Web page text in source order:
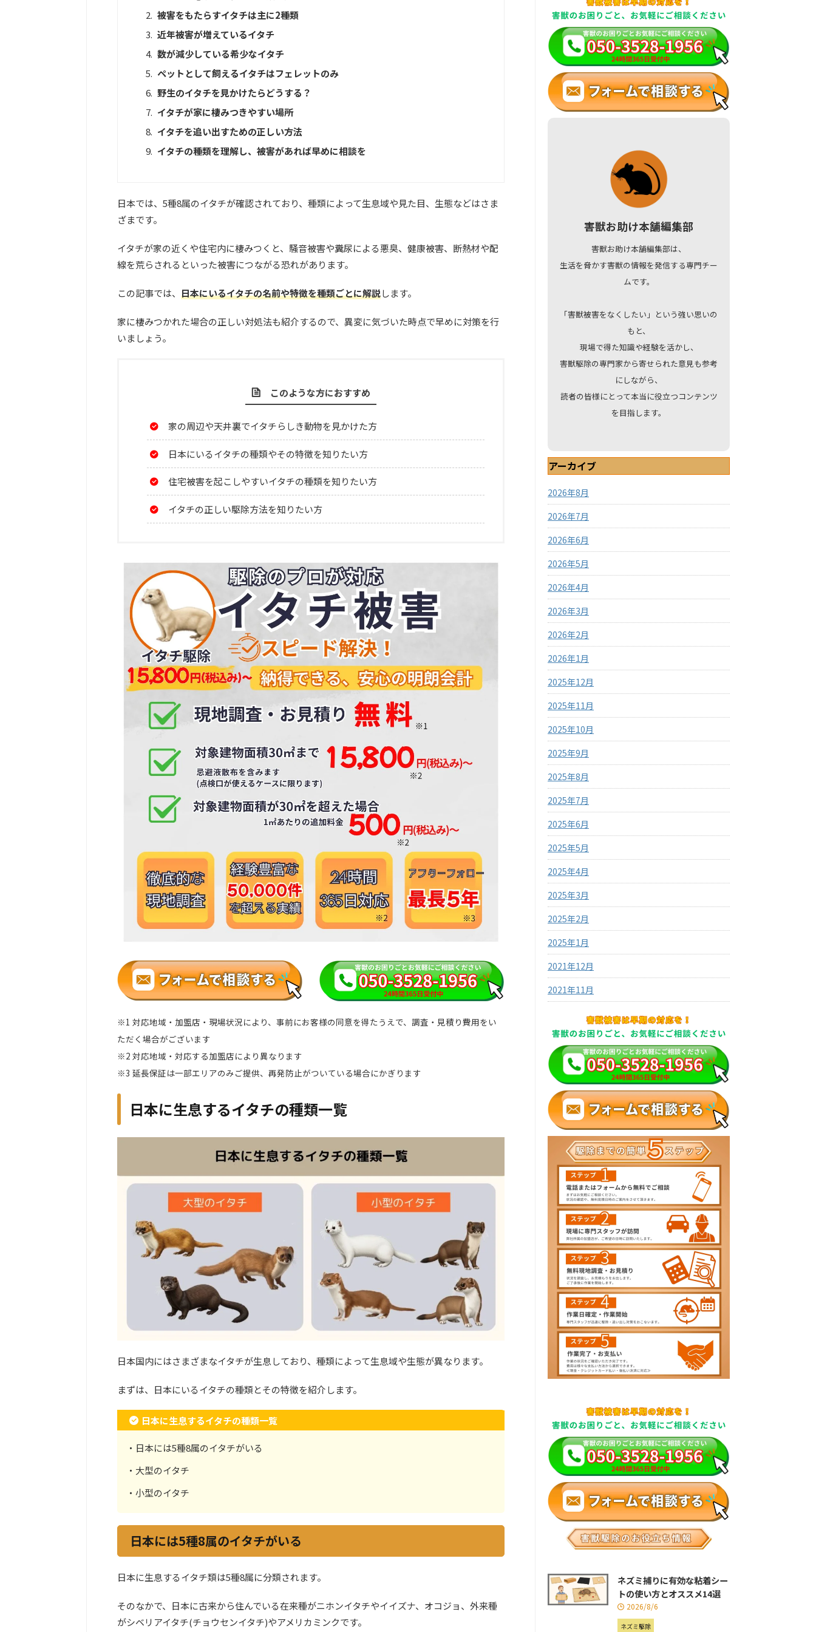
被害をもたらすイタチは主に2種類
近年被害が増えているイタチ
数が減少している希少なイタチ
ペットとして飼えるイタチはフェレットのみ
野生のイタチを見かけたらどうする？
イタチが家に棲みつきやすい場所
イタチを追い出すための正しい方法
イタチの種類を理解し、被害があれば早めに相談を
日本では、5種8属のイタチが確認されており、種類によって生息域や見た目、生態などはさま
ざまです。
イタチが家の近くや住宅内に棲みつくと、騒音被害や糞尿による悪臭、健康被害、断熱材や配
線を荒らされるといった被害につながる恐れがあります。
この記事では、 日本にいるイタチの名前や特徴を種類ごとに解説します。
家に棲みつかれた場合の正しい対処法も紹介するので、異変に気づいた時点で早めに対策を行
いましょう。
このような方におすすめ
家の周辺や天井裏でイタチらしき動物を見かけた方
日本にいるイタチの種類やその特徴を知りたい方
住宅被害を起こしやすいイタチの種類を知りたい方
イタチの正しい駆除方法を知りたい方
※1 対応地域・加盟店・現場状況により、事前にお客様の同意を得たうえで、調査・見積り費用をい
ただく場合がございます
※2 対応地域・対応する加盟店により異なります
※3 延長保証は一部エリアのみご提供、再発防止がついている場合にかぎります
日本に生息するイタチの種類一覧
日本国内にはさまざまなイタチが生息しており、種類によって生息域や生態が異なります。
まずは、日本にいるイタチの種類とその特徴を紹介します。
日本に生息するイタチの種類一覧
・日本には5種8属のイタチがいる
・大型のイタチ
・小型のイタチ
日本には5種8属のイタチがいる
日本に生息するイタチ類は5種8属に分類されます。
そのなかで、日本に古来から住んでいる在来種がニホンイタチやイイズナ、オコジョ、外来種
がシベリアイタチ(チョウセンイタチ)やアメリカミンクです。
害獣お助け本舗編集部
害獣お助け本舗編集部は、
生活を脅かす害獣の情報を発信する専門チー
ムです。
「害獣被害をなくしたい」という強い思いの
もと、
現場で得た知識や経験を活かし、
害獣駆除の専門家から寄せられた意見も参考
にしながら、
読者の皆様にとって本当に役立つコンテンツ
を目指します。
アーカイブ
2026年8月
2026年7月
2026年6月
2026年5月
2026年4月
2026年3月
2026年2月
2026年1月
2025年12月
2025年11月
2025年10月
2025年9月
2025年8月
2025年7月
2025年6月
2025年5月
2025年4月
2025年3月
2025年2月
2025年1月
2021年12月
2021年11月
ネズミ捕りに有効な粘着シー
トの使い方とオススメ14選
2026/8/6
ネズミ駆除